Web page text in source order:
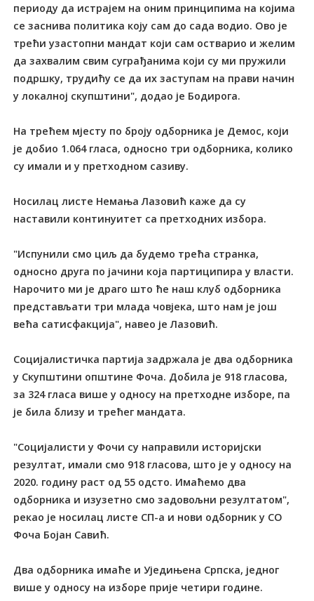
периоду да истрајем на оним принципима на којима
се заснива политика коју сам до сада водио. Ово је
трећи узастопни мандат који сам остварио и желим
да захвалим свим суграђанима који су ми пружили
подршку, трудићу се да их заступам на прави начин
у локалној скупштини", додао је Бодирога.
На трећем мјесту по броју одборника је Демос, који
је добио 1.064 гласа, односно три одборника, колико
су имали и у претходном сазиву.
Носилац листе Немања Лазовић каже да су
наставили континуитет са претходних избора.
"Испунили смо циљ да будемо трећа странка,
односно друга по јачини која партиципира у власти.
Нарочито ми је драго што ће наш клуб одборника
представљати три млада човјека, што нам је још
већа сатисфакција", навео је Лазовић.
Социјалистичка партија задржала је два одборника
у Скупштини општине Фоча. Добила је 918 гласова,
за 324 гласа више у односу на претходне изборе, па
је била близу и трећег мандата.
"Социјалисти у Фочи су направили историјски
резултат, имали смо 918 гласова, што је у односу на
2020. годину раст од 55 одсто. Имаћемо два
одборника и изузетно смо задовољни резултатом",
рекао је носилац листе СП-а и нови одборник у СО
Фоча Бојан Савић.
Два одборника имаће и Уједињена Српска, једног
више у односу на изборе прије четири године.